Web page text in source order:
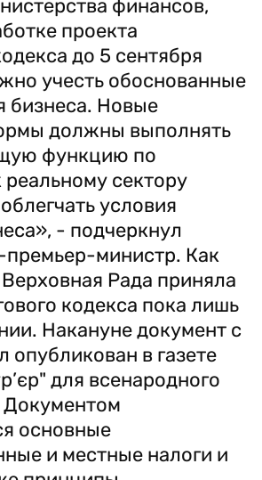
финансов,
проекта
до 5 сентября
учесть обоснованные
бизнеса. Новые
должны выполнять
функцию по
сектору
условия
- подчеркнул
министр. Как
Рада приняла
кодекса пока лишь
Накануне документ с
опубликован в газете
для всенародного
основные
и местные налоги и